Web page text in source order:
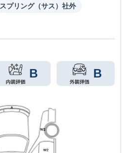
スプリング（サス）社外
B B